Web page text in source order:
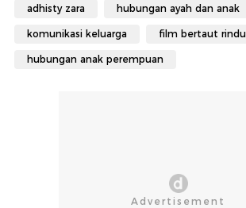
adhisty zara hubungan ayah dan anak
komunikasi keluarga film bertaut rindu
hubungan anak perempuan